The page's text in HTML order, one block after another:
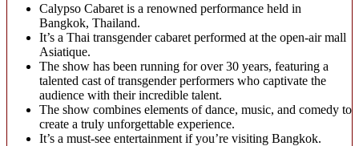
Calypso Cabaret is a renowned performance held in
Bangkok, Thailand.
It’s a Thai transgender cabaret performed at the open-air mall
Asiatique.
The show has been running for over 30 years, featuring a
talented cast of transgender performers who captivate the
audience with their incredible talent.
The show combines elements of dance, music, and comedy to
create a truly unforgettable experience.
It’s a must-see entertainment if you’re visiting Bangkok.